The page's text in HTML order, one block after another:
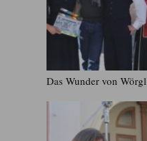
Das Wunder von Wörgl